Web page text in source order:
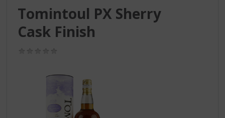
Tomintoul PX Sherry
Cask Finish